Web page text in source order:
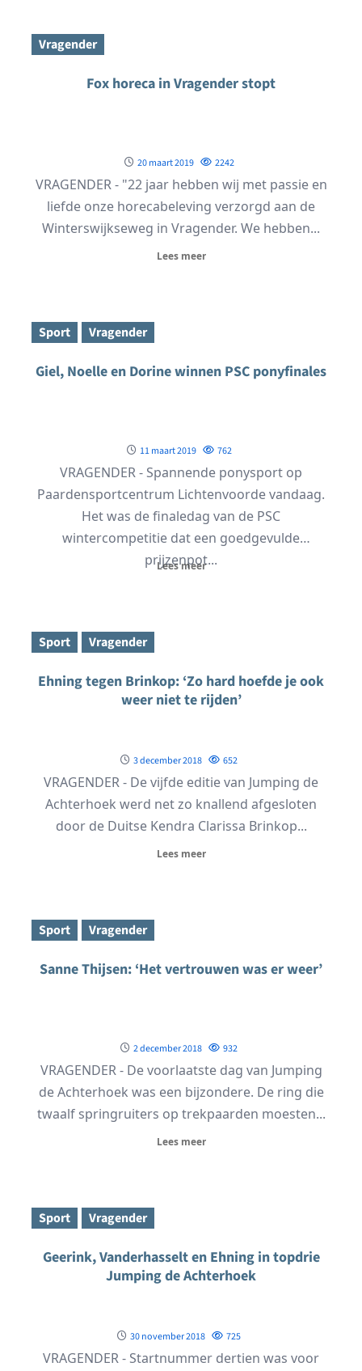
Vragender
Fox horeca in Vragender stopt
20 maart 2019 2242
VRAGENDER - "22 jaar hebben wij met passie en
liefde onze horecabeleving verzorgd aan de
Winterswijkseweg in Vragender. We hebben...
Lees meer
Sport Vragender
Giel, Noelle en Dorine winnen PSC ponyfinales
11 maart 2019 762
VRAGENDER - Spannende ponysport op
Paardensportcentrum Lichtenvoorde vandaag.
Het was de finaledag van de PSC
wintercompetitie dat een goedgevulde
prijzenpot...
Lees meer
Sport Vragender
Ehning tegen Brinkop: ‘Zo hard hoefde je ook
weer niet te rijden’
3 december 2018 652
VRAGENDER - De vijfde editie van Jumping de
Achterhoek werd net zo knallend afgesloten
door de Duitse Kendra Clarissa Brinkop...
Lees meer
Sport Vragender
Sanne Thijsen: ‘Het vertrouwen was er weer’
2 december 2018 932
VRAGENDER - De voorlaatste dag van Jumping
de Achterhoek was een bijzondere. De ring die
twaalf springruiters op trekpaarden moesten...
Lees meer
Sport Vragender
Geerink, Vanderhasselt en Ehning in topdrie
Jumping de Achterhoek
30 november 2018 725
VRAGENDER - Startnummer dertien was voor